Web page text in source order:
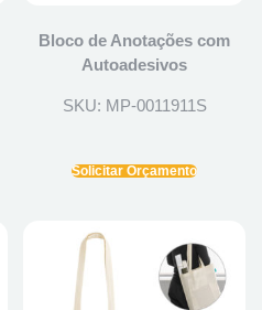
Bloco de Anotações com
Autoadesivos
SKU: MP-0011911S
Solicitar Orçamento